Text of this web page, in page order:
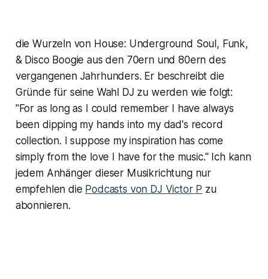
die Wurzeln von House: Underground Soul, Funk,
& Disco Boogie aus den 70ern und 80ern des
vergangenen Jahrhunders. Er beschreibt die
Gründe für seine Wahl DJ zu werden wie folgt:
"For as long as I could remember I have always
been dipping my hands into my dad's record
collection. I suppose my inspiration has come
simply from the love I have for the music." Ich kann
jedem Anhänger dieser Musikrichtung nur
empfehlen die Podcasts von DJ Victor P zu
abonnieren.